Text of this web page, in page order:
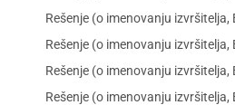
Rešenje (o imenovanju
Rešenje (o imenovanju izvršitelja,
Rešenje (o imenovanju izvršitelja,
Rešenje (o imenovanju